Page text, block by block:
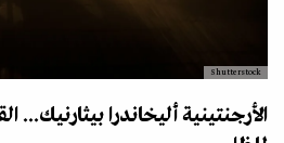
Shutterstock
الأرجنتينية أليخاندرا